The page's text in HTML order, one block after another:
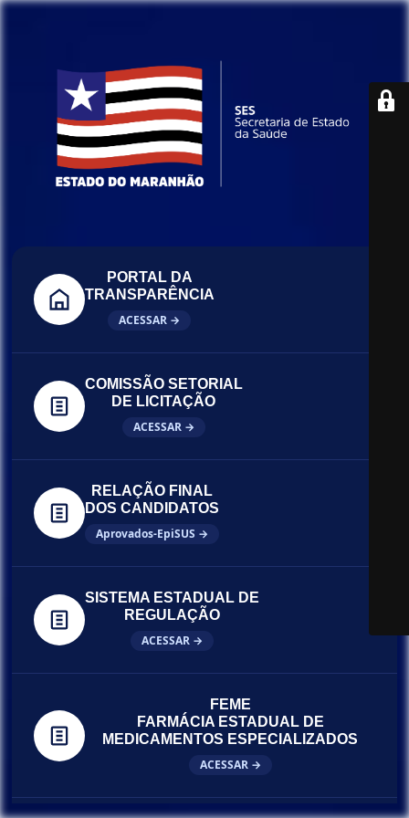
PORTAL DA
TRANSPARÊNCIA
ACESSAR →
COMISSÃO SETORIAL
DE LICITAÇÃO
ACESSAR →
RELAÇÃO FINAL
DOS CANDIDATOS
Aprovados-EpiSUS →
SISTEMA ESTADUAL DE
REGULAÇÃO
ACESSAR →
FEME
FARMÁCIA ESTADUAL DE
MEDICAMENTOS ESPECIALIZADOS
ACESSAR →